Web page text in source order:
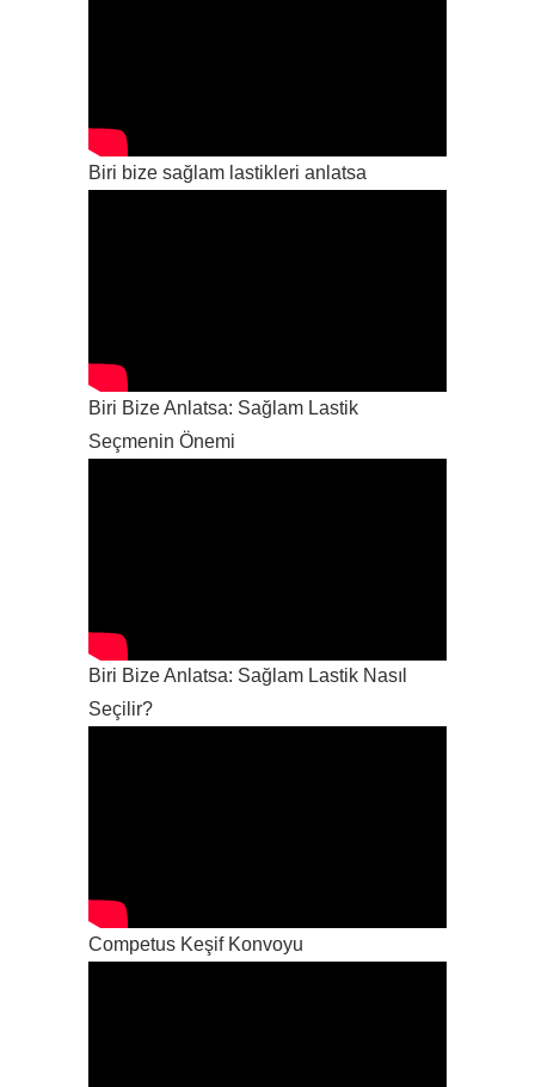
Biri bize sağlam lastikleri anlatsa
Biri Bize Anlatsa: Sağlam Lastik
Seçmenin Önemi
Biri Bize Anlatsa: Sağlam Lastik Nasıl
Seçilir?
Competus Keşif Konvoyu